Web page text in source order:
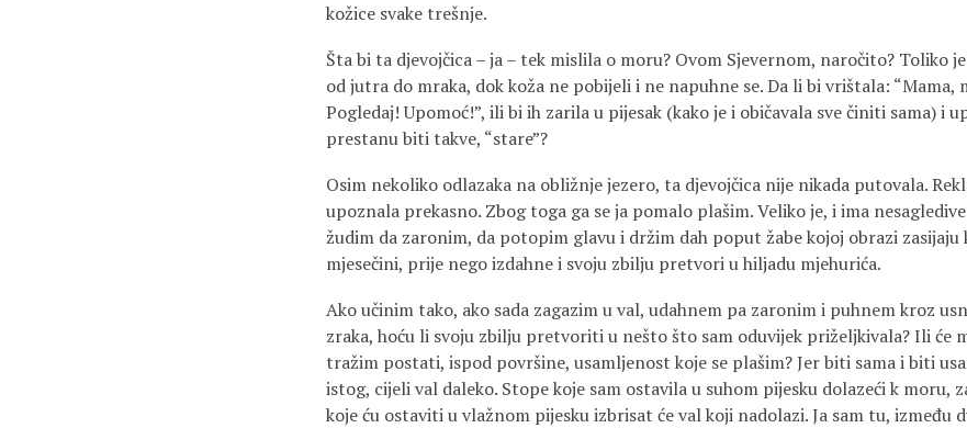
kožice svake trešnje.
Šta bi ta djevojčica – ja – tek mislila o moru? Ovom Sjevernom, naročito? Toliko
od jutra do mraka, dok koža ne pobijeli i ne napuhne se. Da li bi vrištala: “Mama,
Pogledaj! Upomoć!”, ili bi ih zarila u pijesak (kako je i običavala sve činiti sama) i
prestanu biti takve, “stare”?
Osim nekoliko odlazaka na obližnje jezero, ta djevojčica nije nikada putovala.
upoznala prekasno. Zbog toga ga se ja pomalo plašim. Veliko je, i ima
žudim da zaronim, da potopim glavu i držim dah poput žabe kojoj obrazi zasijaju
mjesečini, prije nego izdahne i svoju zbilju pretvori u hiljadu mjehurića.
Ako učinim tako, ako sada zagazim u val, udahnem pa zaronim i puhnem kroz
zraka, hoću li svoju zbilju pretvoriti u nešto što sam oduvijek priželjkivala? Ili će
tražim postati, ispod površine, usamljenost koje se plašim? Jer biti sama i biti
istog, cijeli val daleko. Stope koje sam ostavila u suhom pijesku dolazeći k moru,
koje ću ostaviti u vlažnom pijesku izbrisat će val koji nadolazi. Ja sam tu, između